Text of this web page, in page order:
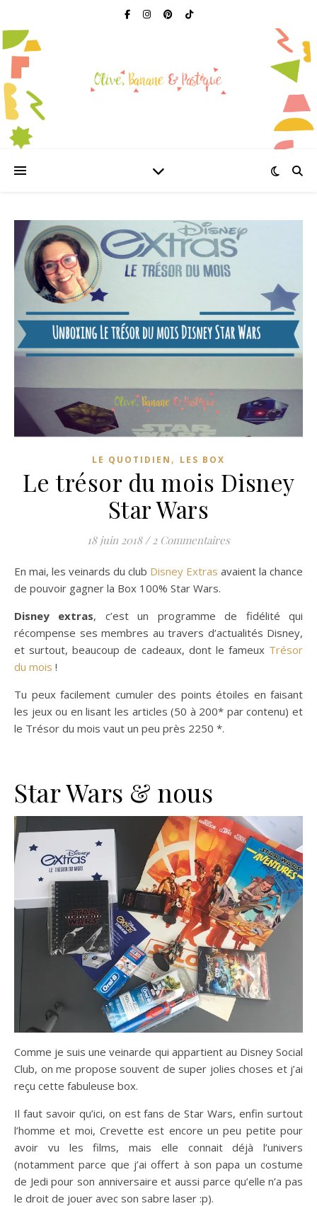
LE QUOTIDIEN , LES BOX
Le trésor du mois Disney
Star Wars
18 juin 2018 / 2 Commentaires
En mai, les veinards du club Disney Extras avaient la chance
de pouvoir gagner la Box 100% Star Wars.
Disney extras, c’est un programme de fidélité qui
récompense ses membres au travers d’actualités Disney,
et surtout, beaucoup de cadeaux, dont le fameux Trésor
du mois !
Tu peux facilement cumuler des points étoiles en faisant
les jeux ou en lisant les articles (50 à 200* par contenu) et
le Trésor du mois vaut un peu près 2250 *.
Star Wars & nous
Comme je suis une veinarde qui appartient au Disney Social
Club, on me propose souvent de super jolies choses et j’ai
reçu cette fabuleuse box.
Il faut savoir qu’ici, on est fans de Star Wars, enfin surtout
l’homme et moi, Crevette est encore un peu petite pour
avoir vu les films, mais elle connait déjà l’univers
(notamment parce que j’ai offert à son papa un costume
de Jedi pour son anniversaire et aussi parce qu’elle n’a pas
le droit de jouer avec son sabre laser :p).